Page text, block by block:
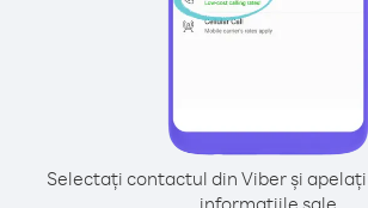
Selectați contactul din Viber și
informațiile sale